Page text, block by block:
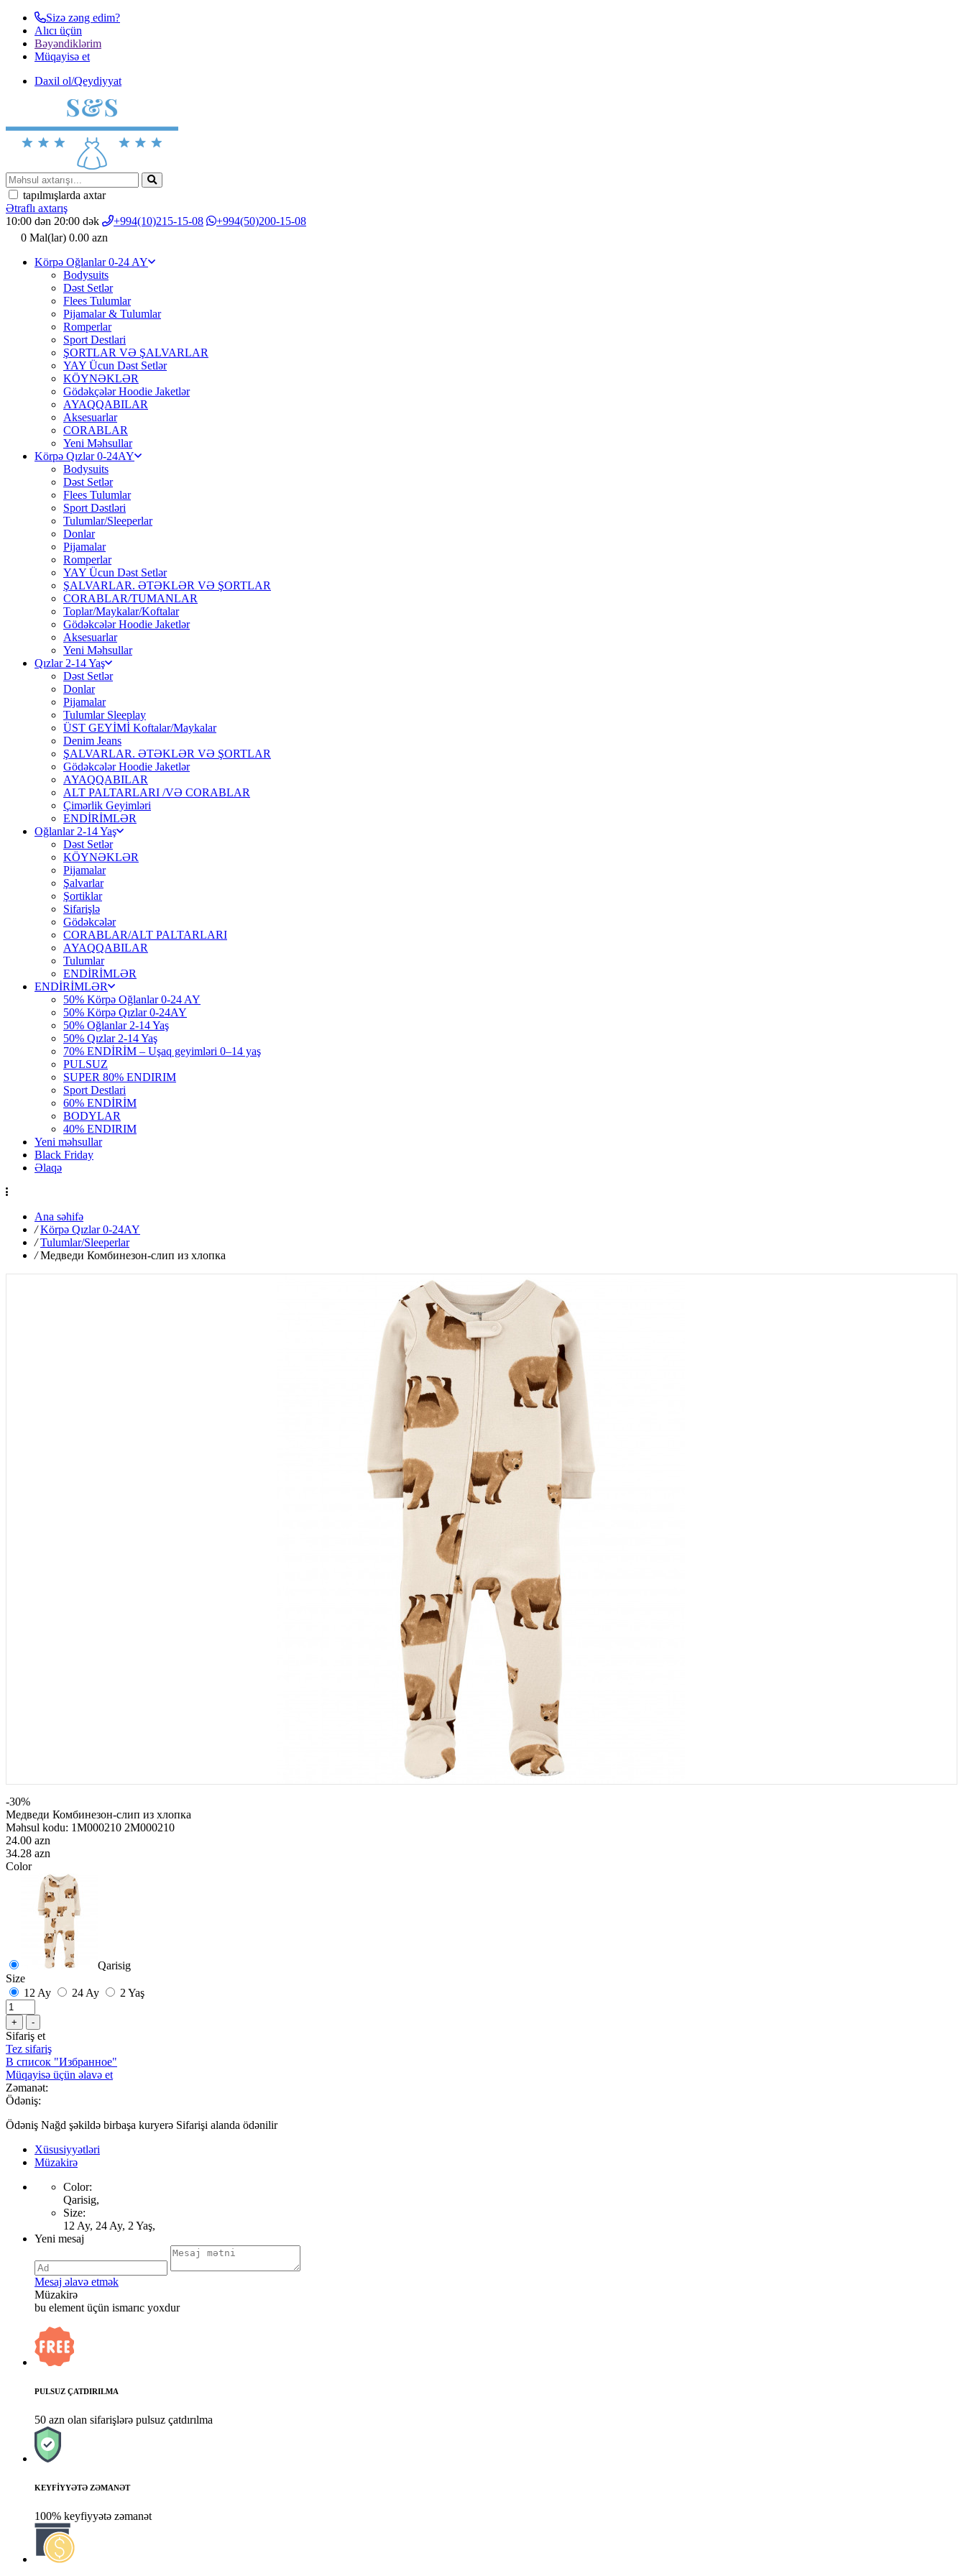
Sizə zəng edim?
Alıcı üçün
Bəyəndiklərim
Müqayisә et
Daxil ol/Qeydiyyat
tapılmışlarda axtar
Ətraflı axtarış
10:00 dən 20:00 dək
+994(10)215-15-08
+994(50)200-15-08
0 Mal(lar) 0.00 azn
Körpə Oğlanlar 0-24 AY
Bodysuits
Dəst Setlər
Flees Tulumlar
Pijamalar & Tulumlar
Romperlar
Sport Destlari
ŞORTLAR VƏ ŞALVARLAR
YAY Ücun Dəst Setlər
KÖYNƏKLƏR
Gödəkçələr Hoodie Jaketlər
AYAQQABILAR
Aksesuarlar
CORABLAR
Yeni Məhsullar
Körpə Qızlar 0-24AY
Bodysuits
Dəst Setlər
Flees Tulumlar
Sport Dəstləri
Tulumlar/Sleeperlar
Donlar
Pijamalar
Romperlar
YAY Ücun Dəst Setlər
ŞALVARLAR. ƏTƏKLƏR VƏ ŞORTLAR
CORABLAR/TUMANLAR
Toplar/Maykalar/Koftalar
Gödəkcələr Hoodie Jaketlər
Aksesuarlar
Yeni Məhsullar
Qızlar 2-14 Yaş
Dəst Setlər
Donlar
Pijamalar
Tulumlar Sleeplay
ÜST GEYİMİ Koftalar/Maykalar
Denim Jeans
ŞALVARLAR. ƏTƏKLƏR VƏ ŞORTLAR
Gödəkcələr Hoodie Jaketlər
AYAQQABILAR
ALT PALTARLARI /VƏ CORABLAR
Çimərlik Geyimləri
ENDİRİMLƏR
Oğlanlar 2-14 Yaş
Dəst Setlər
KÖYNƏKLƏR
Pijamalar
Şalvarlar
Şortiklar
Sifarişlə
Gödəkcələr
CORABLAR/ALT PALTARLARI
AYAQQABILAR
Tulumlar
ENDİRİMLƏR
ENDİRİMLƏR
50% Körpə Oğlanlar 0-24 AY
50% Körpə Qızlar 0-24AY
50% Oğlanlar 2-14 Yaş
50% Qızlar 2-14 Yaş
70% ENDİRİM – Uşaq geyimləri 0–14 yaş
PULSUZ
SUPER 80% ENDIRIM
Sport Destlari
60% ENDİRİM
BODYLAR
40% ENDIRIM
Yeni məhsullar
Black Friday
Əlaqə
Ana səhifə
/ Körpə Qızlar 0-24AY
/ Tulumlar/Sleeperlar
/ Медведи Комбинезон-слип из хлопка
-30%
Медведи Комбинезон-слип из хлопка
Məhsul kodu: 1M000210 2M000210
24.00 azn
34.28 azn
Color
Qarisig
Size
12 Ay
24 Ay 2 Yaş
+ -
Sifariş et
Tez sifariş
В список "Избранное"
Müqayisə üçün əlavə et
Zəmanət:
Ödəniş:
Ödəniş Nağd şəkildə birbaşa kuryerə Sifarişi alanda ödənilir
Xüsusiyyətləri
Müzakirə
Color:
Qarisig,
Size:
12 Ay, 24 Ay, 2 Yaş,
Yeni mesaj
Mesaj əlavə etmək
Müzakirə
bu element üçün ismarıc yoxdur
PULSUZ ÇATDIRILMA
50 azn olan sifarişlərə pulsuz çatdırılma
KEYFİYYƏTƏ ZƏMANƏT
100% keyfiyyətə zəmanət